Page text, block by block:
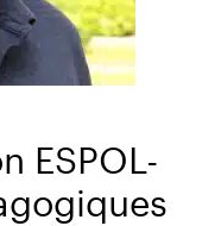
ESPOL-